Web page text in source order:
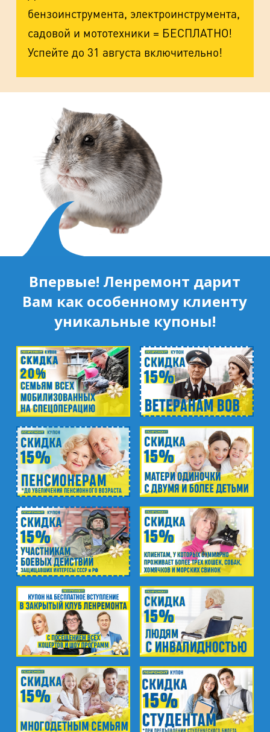
бензоинструмента, электроинструмента,
садовой и мототехники = БЕСПЛАТНО!
Успейте до 31 августа включительно!
Впервые! Ленремонт дарит
Вам как особенному клиенту
уникальные купоны!